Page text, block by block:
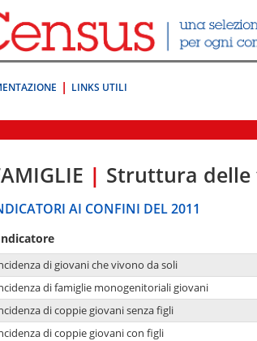
LINKS UTILI
| Struttura delle
AI CONFINI DEL 2011
di giovani che vivono da soli
di famiglie monogenitoriali giovani
di coppie giovani senza figli
di coppie giovani con figli